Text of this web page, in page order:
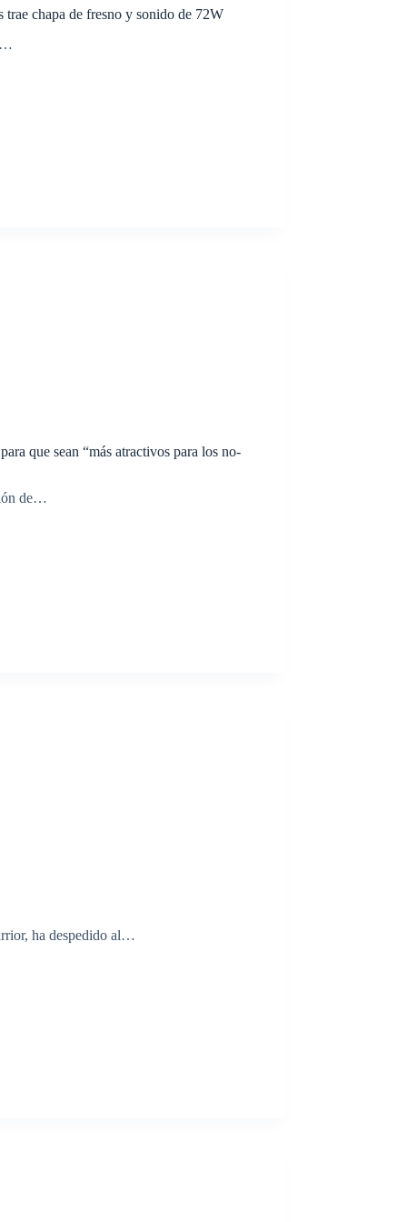
trae chapa de fresno y sonido de 72W
que sean “más atractivos para los no-
de…
ha despedido al…